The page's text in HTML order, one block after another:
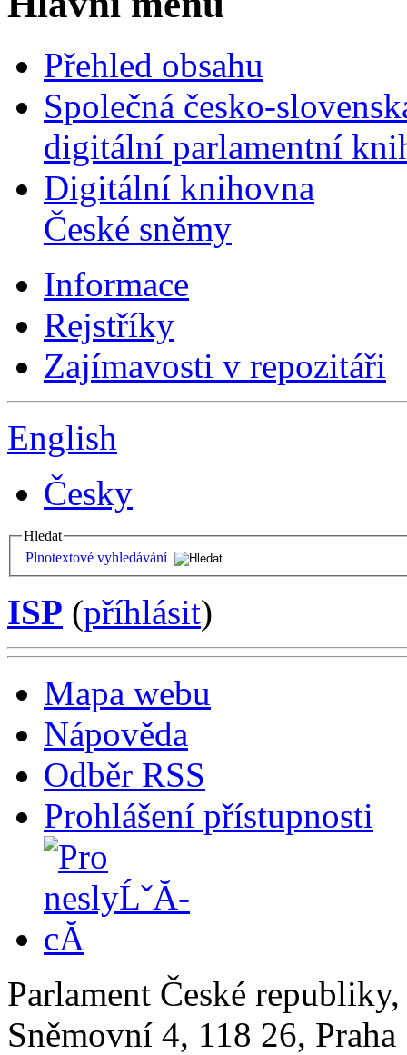
Přehled obsahu
Společná česko-
digitální parlamentní
Digitální knihovna
České sněmy
Informace
Rejstříky
Zajímavosti v repozitáři
English
Česky
Hledat
Plnotextové vyhledávání
ISP (příhlásit)
Mapa webu
Nápověda
Odběr RSS
Prohlášení přístupnosti
Parlament České
Sněmovní 4, 118 26,